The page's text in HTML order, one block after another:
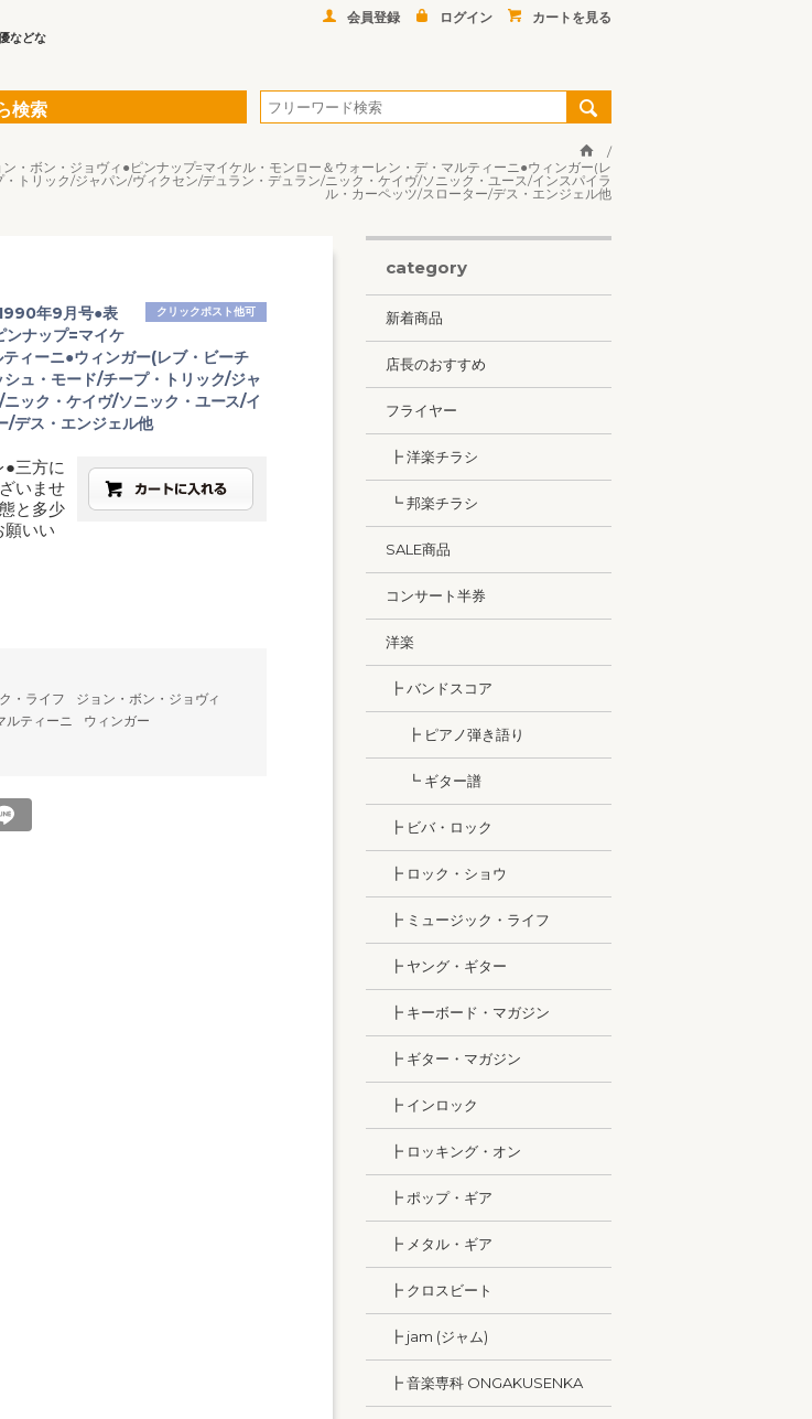
などな
会員登録 ログイン カートを見る
検索
・ボン・ジョヴィ●ピンナップ=マイケル・モンロー＆ウォーレン・デ・マルティーニ●ウィンガー(レ
トリック/ジャパン/ヴィクセン/デュラン・デュラン/ニック・ケイヴ/ソニック・ユース/インスパイラ
ル・カーペッツ/スローター/デス・エンジェル他
クリックポスト他可
年9月号●表
ンナップ=マイケ
ィーニ●ウィンガー(レブ・ビーチ
ュ・モード/チープ・トリック/ジャ
ック・ケイヴ/ソニック・ユース/イ
/デス・エンジェル他
●三方に
いませ
と多少
願いい
・ライフ
ジョン・ボン・ジョヴィ
ルティーニ
ウィンガー
category
新着商品
店長のおすすめ
フライヤー
┣ 洋楽チラシ
┗ 邦楽チラシ
SALE商品
コンサート半券
洋楽
┣ バンドスコア
┣ ピアノ弾き語り
┗ ギター譜
┣ ビバ・ロック
┣ ロック・ショウ
┣ ミュージック・ライフ
┣ ヤング・ギター
┣ キーボード・マガジン
┣ ギター・マガジン
┣ インロック
┣ ロッキング・オン
┣ ポップ・ギア
┣ メタル・ギア
┣ クロスビート
┣ jam (ジャム)
┣ 音楽専科 ONGAKUSENKA